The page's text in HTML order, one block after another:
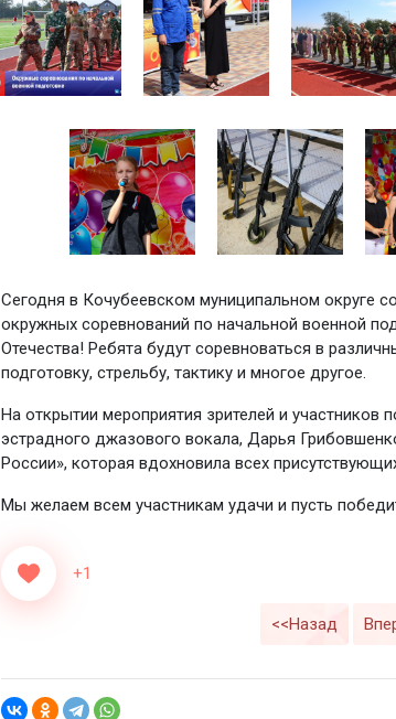
Сегодня в Кочубеевском муниципальном округе
окружных соревнований по начальной военной
Отечества! Ребята будут соревноваться в
подготовку, стрельбу, тактику и многое другое.
На открытии мероприятия зрителей и участников
эстрадного джазового вокала, Дарья
России», которая вдохновила всех
Мы желаем всем участникам удачи и пусть
+1
<<Назад